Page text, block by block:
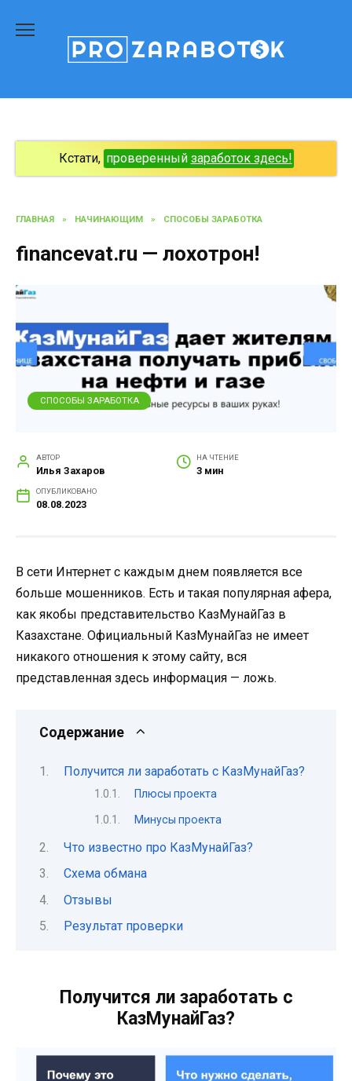
содержанию
Кстати, проверенный заработок здесь!
ГЛАВНАЯ » НАЧИНАЮЩИМ » СПОСОБЫ ЗАРАБОТКА
financevat.ru — лохотрон!
СПОСОБЫ ЗАРАБОТКА
АВТОР
Илья Захаров
НА ЧТЕНИЕ
3 мин
ОПУБЛИКОВАНО
08.08.2023
В сети Интернет с каждым днем появляется все
больше мошенников. Есть и такая популярная афера,
как якобы представительство КазМунайГаз в
Казахстане. Официальный КазМунайГаз не имеет
никакого отношения к этому сайту, вся
представленная здесь информация — ложь.
Содержание
Получится ли заработать с КазМунайГаз?
Плюсы проекта
Минусы проекта
Что известно про КазМунайГаз?
Схема обмана
Отзывы
Результат проверки
Получится ли заработать с
КазМунайГаз?